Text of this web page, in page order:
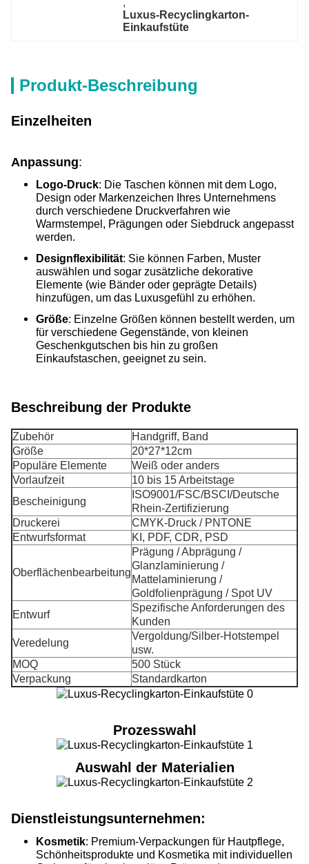
,
Luxus-Recyclingkarton-
Einkaufstüte
Produkt-Beschreibung
Einzelheiten
Anpassung:
Logo-Druck: Die Taschen können mit dem Logo,
Design oder Markenzeichen Ihres Unternehmens
durch verschiedene Druckverfahren wie
Warmstempel, Prägungen oder Siebdruck angepasst
werden.
Designflexibilität: Sie können Farben, Muster
auswählen und sogar zusätzliche dekorative
Elemente (wie Bänder oder geprägte Details)
hinzufügen, um das Luxusgefühl zu erhöhen.
Größe: Einzelne Größen können bestellt werden, um
für verschiedene Gegenstände, von kleinen
Geschenkgutschen bis hin zu großen
Einkaufstaschen, geeignet zu sein.
Beschreibung der Produkte
Zubehör
Handgriff, Band
Größe
20*27*12cm
Populäre Elemente
Weiß oder anders
Vorlaufzeit
10 bis 15 Arbeitstage
Bescheinigung
ISO9001/FSC/BSCI/Deutsche
Rhein-Zertifizierung
Druckerei
CMYK-Druck / PNTONE
Entwurfsformat
KI, PDF, CDR, PSD
Oberflächenbearbeitung
Prägung / Abprägung /
Glanzlaminierung /
Mattelaminierung /
Goldfolienprägung / Spot UV
Entwurf
Spezifische Anforderungen des
Kunden
Veredelung
Vergoldung/Silber-Hotstempel
usw.
MOQ
500 Stück
Verpackung
Standardkarton
Prozesswahl
Auswahl der Materialien
Dienstleistungsunternehmen:
Kosmetik: Premium-Verpackungen für Hautpflege,
Schönheitsprodukte und Kosmetika mit individuellen